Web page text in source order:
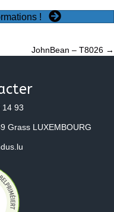
!
JohnBean – T8026 →
14 93
Grass LUXEMBOURG